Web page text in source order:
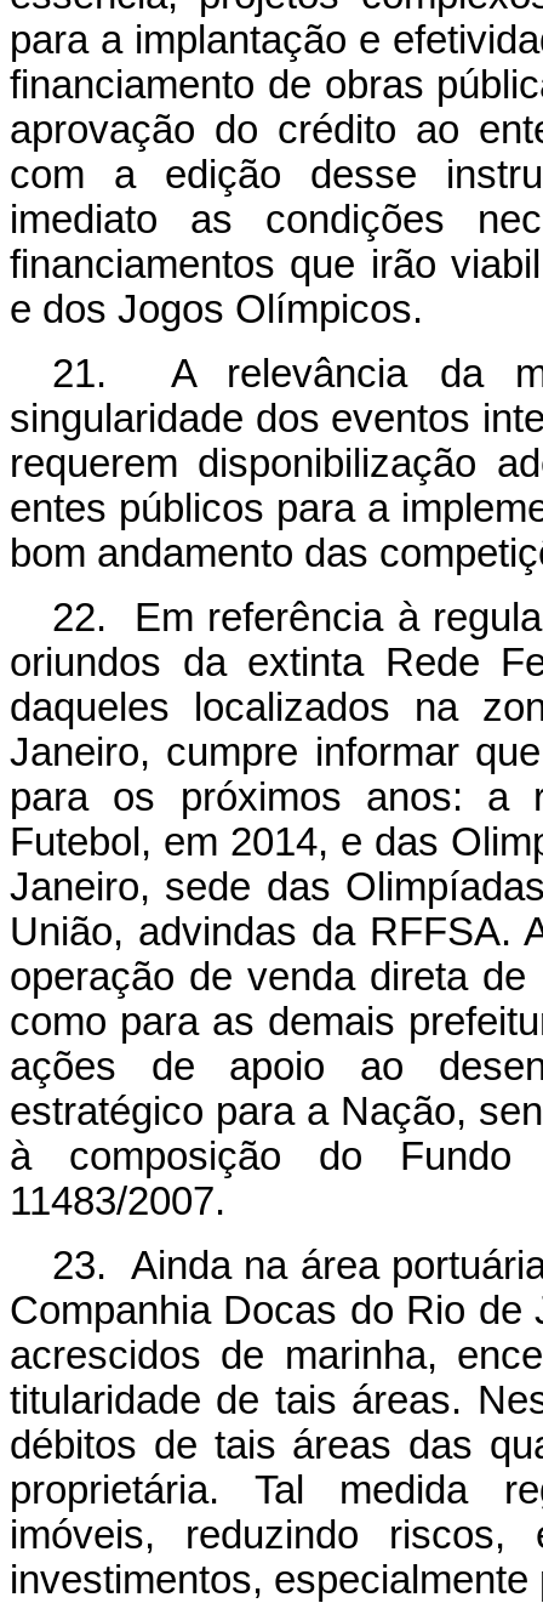
para a implantação e
financiamento de obras
aprovação do crédito ao
com a edição desse
imediato as condições
financiamentos que irão
e dos Jogos Olímpicos.
21. A relevância da
singularidade dos eventos
requerem disponibilização
entes públicos para a
bom andamento das
22. Em referência à
oriundos da extinta Rede
daqueles localizados na
Janeiro, cumpre informar
para os próximos anos: a
Futebol, em 2014, e das
Janeiro, sede das
União, advindas da RFFSA.
operação de venda direta
como para as demais
ações de apoio ao
estratégico para a Nação,
à composição do
11483/2007.
23. Ainda na área
Companhia Docas do Rio
acrescidos de marinha,
titularidade de tais áreas.
débitos de tais áreas das
proprietária. Tal medida
imóveis, reduzindo
investimentos,